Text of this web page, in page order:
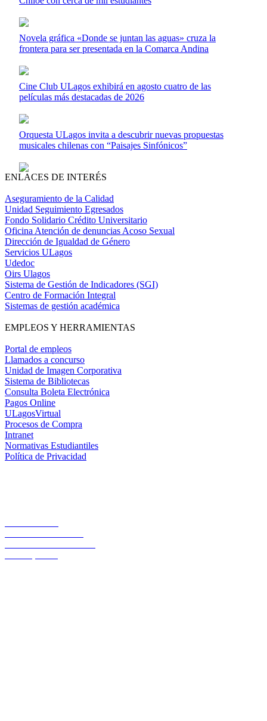
Novela gráfica «Donde se juntan las aguas» cruza la
frontera para ser presentada en la Comarca Andina
Cine Club ULagos exhibirá en agosto cuatro de las
películas más destacadas de 2026
Orquesta ULagos invita a descubrir nuevas propuestas
musicales chilenas con “Paisajes Sinfónicos”
ENLACES DE INTERÉS
Aseguramiento de la Calidad
Unidad Seguimiento Egresados
Fondo Solidario Crédito Universitario
Oficina Atención de denuncias Acoso Sexual
Dirección de Igualdad de Género
Servicios ULagos
Udedoc
Oirs Ulagos
Sistema de Gestión de Indicadores (SGI)
Centro de Formación Integral
Sistemas de gestión académica
EMPLEOS Y HERRAMIENTAS
Portal de empleos
Llamados a concurso
Unidad de Imagen Corporativa
Sistema de Bibliotecas
Consulta Boleta Electrónica
Pagos Online
ULagosVirtual
Procesos de Compra
Intranet
Normativas Estudiantiles
Política de Privacidad